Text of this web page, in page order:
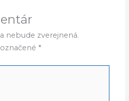
nebude zverejnená.
*